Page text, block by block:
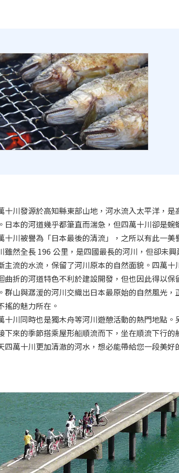
十川發源於高知縣東部山地，河水流入太平洋，是
日本的河道幾乎都筆直而湍急，但四萬十川卻是蜿
十川被譽為「日本最後的清流」，之所以有此一美
雖然全長 196 公里，是四國最長的河川，但卻未
主流的水流，保留了河川原本的自然面貌。四萬十
曲折的河道特色不利於建設開發，但也因此得以保
群山與潺湲的河川交織出日本最原始的自然風光，
搖的魅力所在。
十川同時也是獨木舟等河川遊憩活動的熱門地點。
下來的季節搭乘屋形船順流而下，坐在順流下行的
四萬十川更加清澈的河水，想必能帶給您一段美好